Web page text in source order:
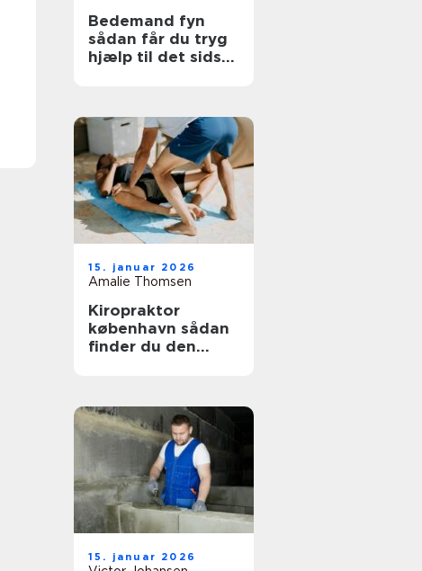
Bedemand fyn
sådan får du tryg
hjælp til det sidste
15. januar 2026
Amalie Thomsen
Kiropraktor
københavn sådan
finder du den
15. januar 2026